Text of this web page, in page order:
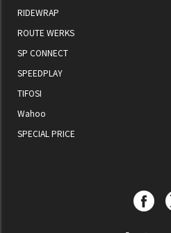
RIDEWRAP
ROUTE WERKS
SP CONNECT
SPEEDPLAY
TIFOSI
Wahoo
SPECIAL PRICE